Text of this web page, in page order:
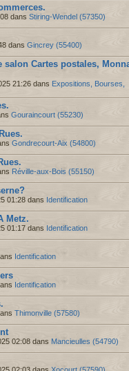
dans Stiring-Wendel (57350)
dans Gincrey (55400)
salon Cartes postales,
21:26 dans Expositions, Bourses,
Gouraincourt (55230)
Gondrecourt-Aix (54800)
Réville-aux-Bois (55150)
01:28 dans Identification
Metz.
01:17 dans Identification
Identification
Identification
Thimonville (57580)
02:08 dans Mancieulles (54790)
02:03 dans Xocourt (57590)